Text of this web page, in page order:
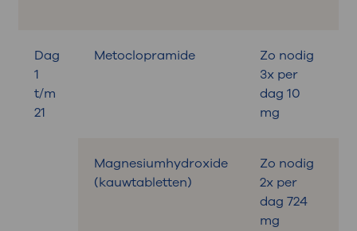
Dag
1
t/m
21
Metoclopramide
Zo nodig
3x per
dag 10
mg
Magnesiumhydroxide
(kauwtabletten)
Zo nodig
2x per
dag 724
mg